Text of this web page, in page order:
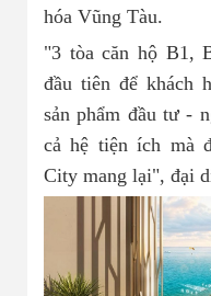
hóa Vũng Tàu.
"3 tòa căn hộ B1,
đầu tiên để khách
sản phẩm đầu tư -
cả hệ tiện ích mà
City mang lại", đại